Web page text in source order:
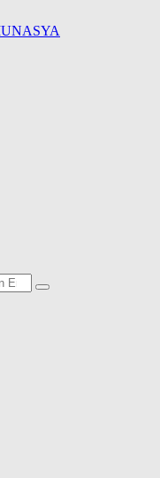
hal di sekitarnya